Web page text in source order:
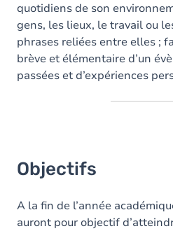
quotidiens de son
gens, les lieux, le travail ou
phrases reliées entre elles ;
brève et élémentaire d’un
passées et d’expériences
Objectifs
A la fin de l’année
auront pour objectif